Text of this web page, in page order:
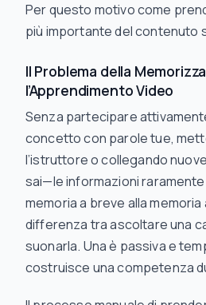
Per questo motivocome
più importante del contenuto
Il Problema della
l’Apprendimento Video
Senza partecipare
concetto con parole tue,
l’istruttore o collegando
sai—le informazioni
memoria a breve alla memoria
differenza tra ascoltare una
suonarla. Una è passiva e
costruisce una competenza